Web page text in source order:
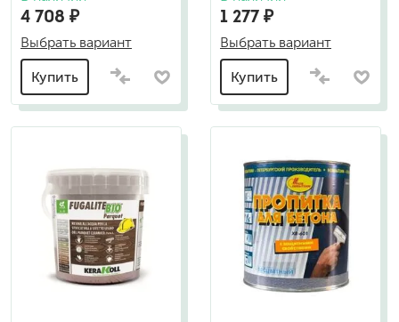
4 708 ₽
Выбрать вариант
Купить
1 277 ₽
Выбрать вариант
Купить